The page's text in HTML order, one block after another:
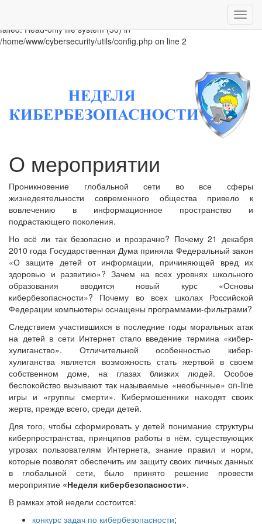
open(/var/lib/php5/sess_utbra12c4eu1mjm0e1ifi3tor5, O_RDWR)
failed: Read-only file system (30) in
/home/www/cybersecurity/utils/config.php on line 2
О мероприятии
Проникновение глобальной сети во все сферы
жизнедеятельности современного общества привело к
вовлечению в информационное пространство и
подрастающего поколения.
Но всё ли так безопасно и прозрачно? Почему 21 декабря
2010 года Государственная Дума приняла Федеральный закон
«О защите детей от информации, причиняющей вред их
здоровью и развитию»? Зачем на всех уровнях школьного
образования вводится новый курс «Основы
кибербезопасности»? Почему во всех школах Российской
Федерации компьютеры оснащены программами-фильтрами?
Следствием участившихся в последние годы моральных атак
на детей в сети Интернет стало введение термина «кибер-
хулиганство». Отличительной особенностью кибер-
хулиганства является возможность стать жертвой в своем
собственном доме, на глазах близких людей. Особое
беспокойство вызывают так называемые «необычные» on-line
игры и «группы смерти». Кибермошенники находят своих
жертв, прежде всего, среди детей.
Для того, чтобы сформировать у детей понимание структуры
киберпространства, принципов работы в нём, существующих
угрозах пользователям Интернета, знание правил и норм,
которые позволят обеспечить им защиту своих личных данных
в глобальной сети, было принято решение провести
мероприятие «Неделя кибербезопасности».
В рамках этой недели состоится:
конкурс задач по кибербезопасности;